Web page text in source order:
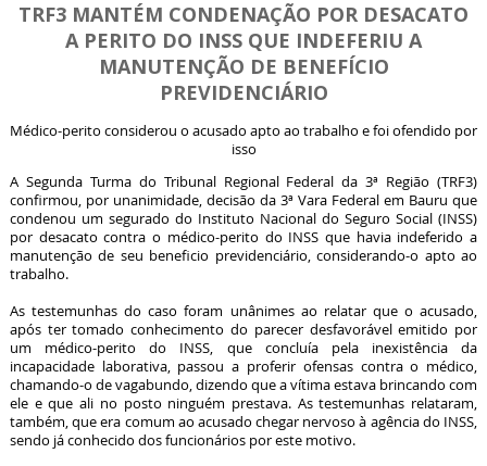
TRF3 MANTÉM CONDENAÇÃO POR DESACATO
A PERITO DO INSS QUE INDEFERIU A
MANUTENÇÃO DE BENEFÍCIO
PREVIDENCIÁRIO
Médico-perito considerou o acusado apto ao trabalho e foi ofendido por
isso
A Segunda Turma do Tribunal Regional Federal da 3ª Região (TRF3)
confirmou, por unanimidade, decisão da 3ª Vara Federal em Bauru que
condenou um segurado do Instituto Nacional do Seguro Social (INSS)
por desacato contra o médico-perito do INSS que havia indeferido a
manutenção de seu beneficio previdenciário, considerando-o apto ao
trabalho.
As testemunhas do caso foram unânimes ao relatar que o acusado,
após ter tomado conhecimento do parecer desfavorável emitido por
um médico-perito do INSS, que concluía pela inexistência da
incapacidade laborativa, passou a proferir ofensas contra o médico,
chamando-o de vagabundo, dizendo que a vítima estava brincando com
ele e que ali no posto ninguém prestava. As testemunhas relataram,
também, que era comum ao acusado chegar nervoso à agência do INSS,
sendo já conhecido dos funcionários por este motivo.